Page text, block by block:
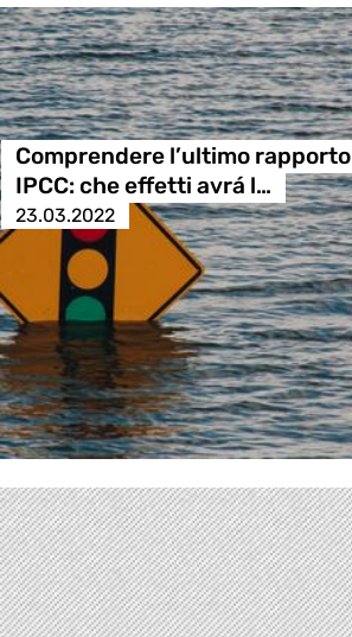
Comprendere l’ultimo rapporto
IPCC: che effetti avrá l…
23.03.2022